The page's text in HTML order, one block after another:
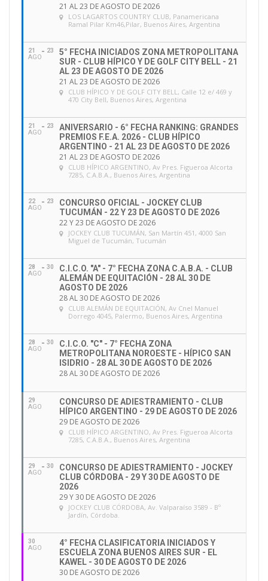
SUBCAMPEÓN: M C LINYERA – Benjamín, PEÑA
TERCERO: HERME Z – Andres, GIACONE (Argentina)
Descargá aquí: los resultados “CSI CHILDREN”
FINAL “CHILDREN”
CAMPEÓN: DONADONI BH – Maithe Carolina,
GABRIEL DE LIMA MARINO (Brasil)
SUBCAMPEÓN: WONDER Z – Maria Luiza, DA SILVA
MARTHA VIEIRA (Brasil)
TERCERO: CORAL REC XANGO – Henrique,
MARANHAO (Brasil)
Descargá aquí: los resultados “CHILDREN”
FINAL “PRE-JUNIOR”
CAMPEÓN: GENTLE Z – Sarah, AZEVEDO PIMENTA
DA COSTA (Brasil)
SUBCAMPEÓN: BIEN ESTELLE – Juliana, SALLES
TERCERO: HERMES II – Mateo, GUARDA (Chile)
Descargá aquí: los resultados “PRE-JUNIOR”
FINAL “JUNIOR”
21 AL 23 DE AGOSTO DE 2026
LOS LAGARTOS COUNTRY CLUB, Panamericana
Ramal Pilar Km46,Pilar, Buenos Aires, Argentina
21
AGO
23
5° FECHA INICIADOS ZONA METROPOLITANA
SUR - CLUB HÍPICO Y DE GOLF CITY BELL - 21
AL 23 DE AGOSTO DE 2026
21 AL 23 DE AGOSTO DE 2026
CLUB HÍPICO Y DE GOLF CITY BELL, Calle 12 e/ 469 y
470 City Bell, Buenos Aires, Argentina
21
AGO
23
ANIVERSARIO - 6° FECHA RANKING: GRANDES
PREMIOS F.E.A. 2026 - CLUB HÍPICO
ARGENTINO - 21 AL 23 DE AGOSTO DE 2026
21 AL 23 DE AGOSTO DE 2026
CLUB HÍPICO ARGENTINO, Av Pres. Figueroa Alcorta
7285, C.A.B.A., Buenos Aires, Argentina
22
AGO
23
CONCURSO OFICIAL - JOCKEY CLUB
TUCUMÁN - 22 Y 23 DE AGOSTO DE 2026
22 Y 23 DE AGOSTO DE 2026
JOCKEY CLUB TUCUMÁN, San Martín 451, 4000 San
Miguel de Tucumán, Tucumán
28
AGO
30
C.I.C.O. "A" - 7° FECHA ZONA C.A.B.A. - CLUB
ALEMÁN DE EQUITACIÓN - 28 AL 30 DE
AGOSTO DE 2026
28 AL 30 DE AGOSTO DE 2026
CLUB ALEMÁN DE EQUITACIÓN, Av Cnel Manuel
Dorrego 4045, Palermo, Buenos Aires, Argentina
28
AGO
30
C.I.C.O. "C" - 7° FECHA ZONA
METROPOLITANA NOROESTE - HÍPICO SAN
ISIDRIO - 28 AL 30 DE AGOSTO DE 2026
28 AL 30 DE AGOSTO DE 2026
29
AGO
CONCURSO DE ADIESTRAMIENTO - CLUB
HÍPICO ARGENTINO - 29 DE AGOSTO DE 2026
29 DE AGOSTO DE 2026
CLUB HÍPICO ARGENTINO, Av Pres. Figueroa Alcorta
7285, C.A.B.A., Buenos Aires, Argentina
29
AGO
30
CONCURSO DE ADIESTRAMIENTO - JOCKEY
CLUB CÓRDOBA - 29 Y 30 DE AGOSTO DE
2026
29 Y 30 DE AGOSTO DE 2026
JOCKEY CLUB CÓRDOBA, Av. Valparaíso 3589 - Bº
Jardín, Córdoba.
30
AGO
4° FECHA CLASIFICATORIA INICIADOS Y
ESCUELA ZONA BUENOS AIRES SUR - EL
KAWEL - 30 DE AGOSTO DE 2026
30 DE AGOSTO DE 2026